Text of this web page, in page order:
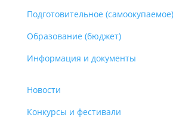
Подготовительное
Образование (бюджет)
Информация и документы
Новости
Конкурсы и фестивали